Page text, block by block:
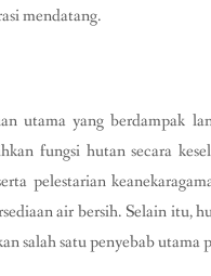
mendatang.
utama yang berdampak
fungsi hutan secara
pelestarian
air bersih. Selain itu,
salah satu penyebab utama